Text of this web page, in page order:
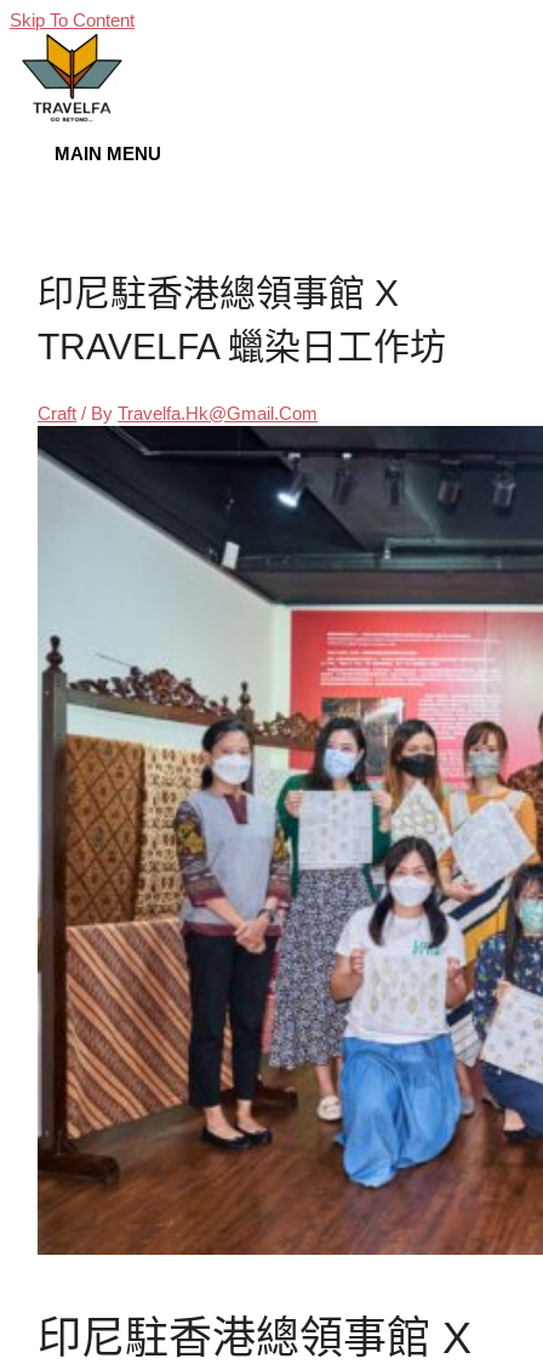
Skip To Content
MAIN MENU
印尼駐香港總領事館 X
TRAVELFA 蠟染日工作坊
Craft / ByTravelfa.hk@gmail.com
印尼駐香港總領事館 X